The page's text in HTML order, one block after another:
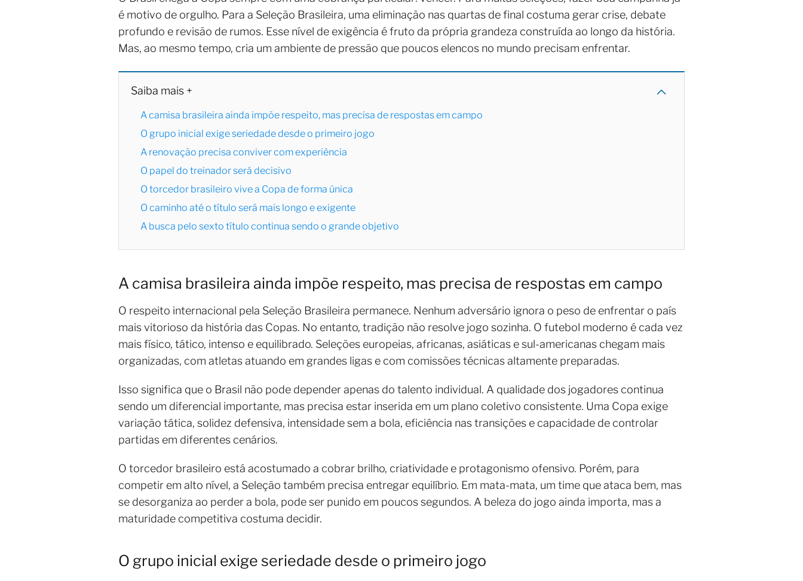
é motivo de orgulho. Para a Seleção Brasileira, uma eliminação nas quartas de final costuma gerar crise, debate
profundo e revisão de rumos. Esse nível de exigência é fruto da própria grandeza construída ao longo da história.
Mas, ao mesmo tempo, cria um ambiente de pressão que poucos elencos no mundo precisam enfrentar.
Saiba mais +
A camisa brasileira ainda impõe respeito, mas precisa de respostas em campo
O grupo inicial exige seriedade desde o primeiro jogo
A renovação precisa conviver com experiência
O papel do treinador será decisivo
O torcedor brasileiro vive a Copa de forma única
O caminho até o título será mais longo e exigente
A busca pelo sexto título continua sendo o grande objetivo
A camisa brasileira ainda impõe respeito, mas precisa de respostas em campo
O respeito internacional pela Seleção Brasileira permanece. Nenhum adversário ignora o peso de enfrentar o país
mais vitorioso da história das Copas. No entanto, tradição não resolve jogo sozinha. O futebol moderno é cada vez
mais físico, tático, intenso e equilibrado. Seleções europeias, africanas, asiáticas e sul-americanas chegam mais
organizadas, com atletas atuando em grandes ligas e com comissões técnicas altamente preparadas.
Isso significa que o Brasil não pode depender apenas do talento individual. A qualidade dos jogadores continua
sendo um diferencial importante, mas precisa estar inserida em um plano coletivo consistente. Uma Copa exige
variação tática, solidez defensiva, intensidade sem a bola, eficiência nas transições e capacidade de controlar
partidas em diferentes cenários.
O torcedor brasileiro está acostumado a cobrar brilho, criatividade e protagonismo ofensivo. Porém, para
competir em alto nível, a Seleção também precisa entregar equilíbrio. Em mata-mata, um time que ataca bem, mas
se desorganiza ao perder a bola, pode ser punido em poucos segundos. A beleza do jogo ainda importa, mas a
maturidade competitiva costuma decidir.
O grupo inicial exige seriedade desde o primeiro jogo